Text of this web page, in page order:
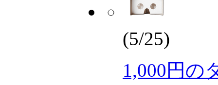
(5/25)
1,000円の